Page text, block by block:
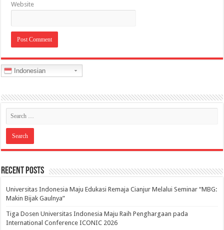
Website
Indonesian
Recent Posts
Universitas Indonesia Maju Edukasi Remaja Cianjur Melalui Seminar “MBG:
Makin Bijak Gaulnya”
Tiga Dosen Universitas Indonesia Maju Raih Penghargaan pada
International Conference ICONIC 2026